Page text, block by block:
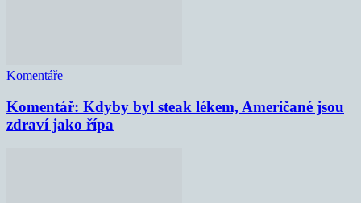
Komentáře
Komentář: Kdyby byl steak lékem, Američané jsou
zdraví jako řípa